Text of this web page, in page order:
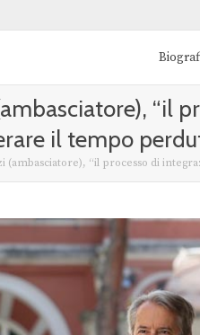
“il
il tempo
(ambasciatore), “il processo di